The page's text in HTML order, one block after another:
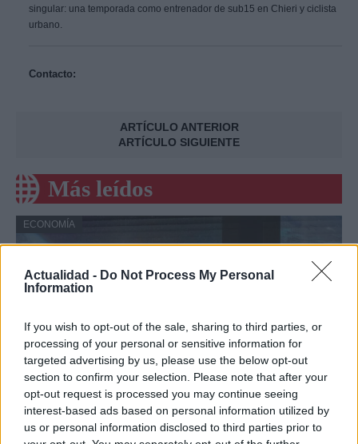
Actualidad - Do Not Process My Personal
Information
If you wish to opt-out of the sale, sharing to third parties, or
processing of your personal or sensitive information for
targeted advertising by us, please use the below opt-out
section to confirm your selection. Please note that after your
opt-out request is processed you may continue seeing
interest-based ads based on personal information utilized by
us or personal information disclosed to third parties prior to
singular: una temporada como entrenador de sub15 en Chieri y ciclista
urbano.
Contacto:
ARTÍCULO ANTERIOR
ARTÍCULO SIGUIENTE
Más leídos
ECONOMÍA
Vidoser cierra una ronda puente de 1
millón de euros, supera los 5 millones de